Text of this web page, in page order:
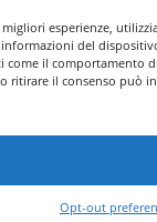
esperienze,
informazioni del
come il comportamento
ritirare il consenso può
Opt-out
in